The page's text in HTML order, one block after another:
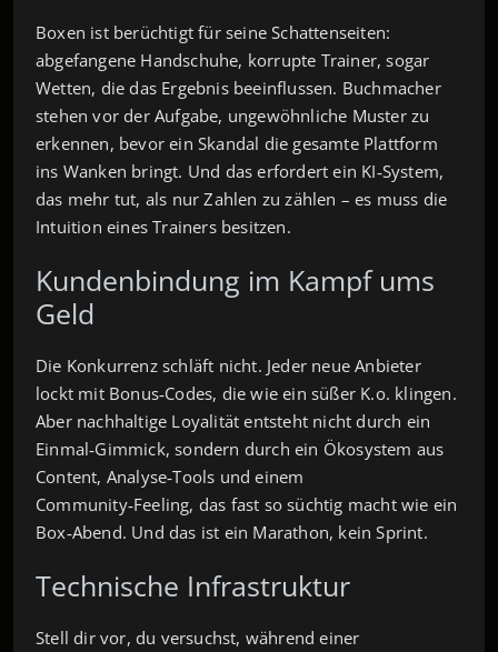
Boxen ist berüchtigt für seine Schattenseiten:
abgefangene Handschuhe, korrupte Trainer, sogar
Wetten, die das Ergebnis beeinflussen. Buchmacher
stehen vor der Aufgabe, ungewöhnliche Muster zu
erkennen, bevor ein Skandal die gesamte Plattform
ins Wanken bringt. Und das erfordert ein KI‑System,
das mehr tut, als nur Zahlen zu zählen – es muss die
Intuition eines Trainers besitzen.
Kundenbindung im Kampf ums
Geld
Die Konkurrenz schläft nicht. Jeder neue Anbieter
lockt mit Bonus‑Codes, die wie ein süßer K.o. klingen.
Aber nachhaltige Loyalität entsteht nicht durch ein
Einmal‑Gimmick, sondern durch ein Ökosystem aus
Content, Analyse‑Tools und einem
Community‑Feeling, das fast so süchtig macht wie ein
Box‑Abend. Und das ist ein Marathon, kein Sprint.
Technische Infrastruktur
Stell dir vor, du versuchst, während einer